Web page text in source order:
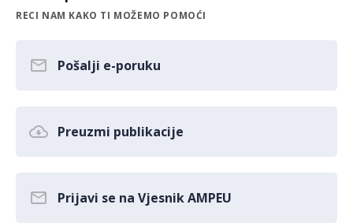
RECI NAM KAKO TI MOŽEMO POMOĆI
Pošalji e-poruku
Preuzmi publikacije
Prijavi se na Vjesnik AMPEU